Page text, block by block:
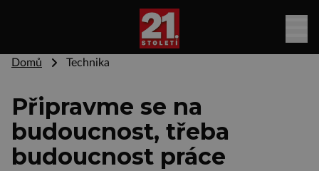
Domů Technika
Připravme se na
budoucnost, třeba
budoucnost práce